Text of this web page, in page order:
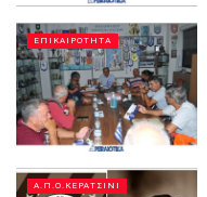
ΕΠΙΚΑΙΡΟΤΗΤΑ
Α.Π.Ο.ΚΕΡΑΤΣΙΝΙ